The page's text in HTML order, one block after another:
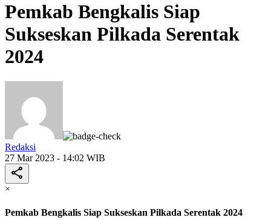
Pemkab Bengkalis Siap
Sukseskan Pilkada Serentak
2024
Redaksi
27 Mar 2023 - 14:02 WIB
×
Pemkab Bengkalis Siap Sukseskan Pilkada Serentak 2024